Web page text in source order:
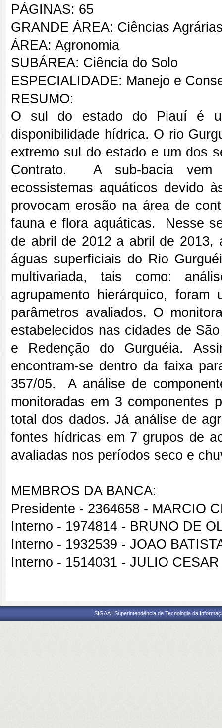
PÁGINAS: 65
GRANDE ÁREA: Ciências
ÁREA: Agronomia
SUBÁREA: Ciência do Solo
ESPECIALIDADE: Manejo e
RESUMO:
O sul do estado do Piauí é
disponibilidade hídrica. O rio
extremo sul do estado e um dos
Contrato. A sub-bacia vem
ecossistemas aquáticos devido
provocam erosão na área de
fauna e flora aquáticas. Nesse
de abril de 2012 a abril de 2013,
águas superficiais do Rio
multivariada, tais como:
agrupamento hierárquico,
parâmetros avaliados. O
estabelecidos nas cidades de
e Redenção do Gurguéia.
encontram-se dentro da faixa
357/05. A análise de
monitoradas em 3 componentes
total dos dados. Já análise de
fontes hídricas em 7 grupos de
avaliadas nos períodos seco e
MEMBROS DA BANCA:
Presidente - 2364658 - MARCIO
Interno - 1974814 - BRUNO DE
Interno - 1932539 - JOAO
Interno - 1514031 - JULIO
SIGAA | Superintendência de Tecnologia da